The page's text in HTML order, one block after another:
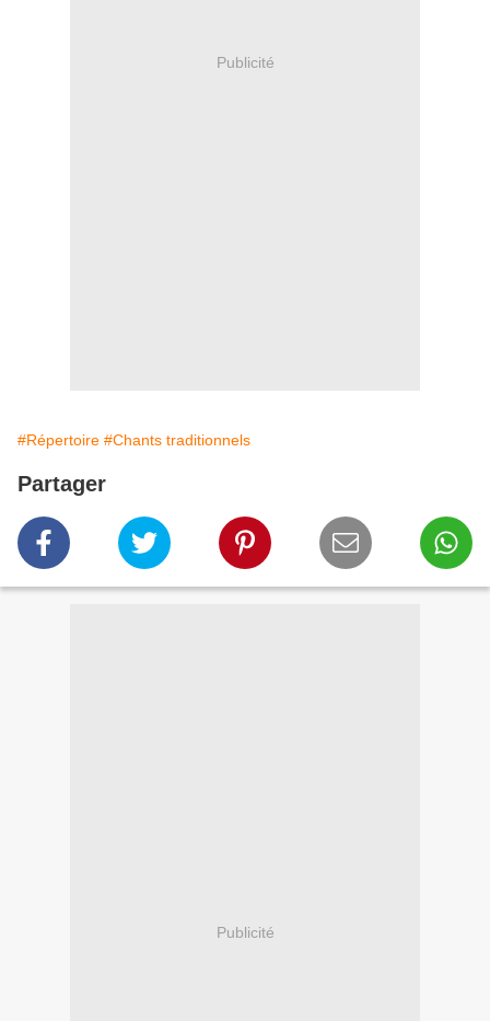
Publicité
#Répertoire #Chants traditionnels
Partager
Publicité